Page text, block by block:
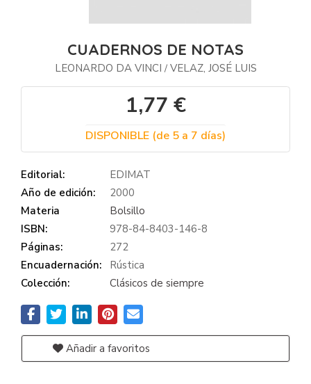
CUADERNOS DE NOTAS
LEONARDO DA VINCI / VELAZ, JOSÉ LUIS
1,77 €
DISPONIBLE (de 5 a 7 días)
Editorial:
EDIMAT
Año de edición:
2000
Materia
Bolsillo
ISBN:
978-84-8403-146-8
Páginas:
272
Encuadernación:
Rústica
Colección:
Clásicos de siempre
Añadir a favoritos